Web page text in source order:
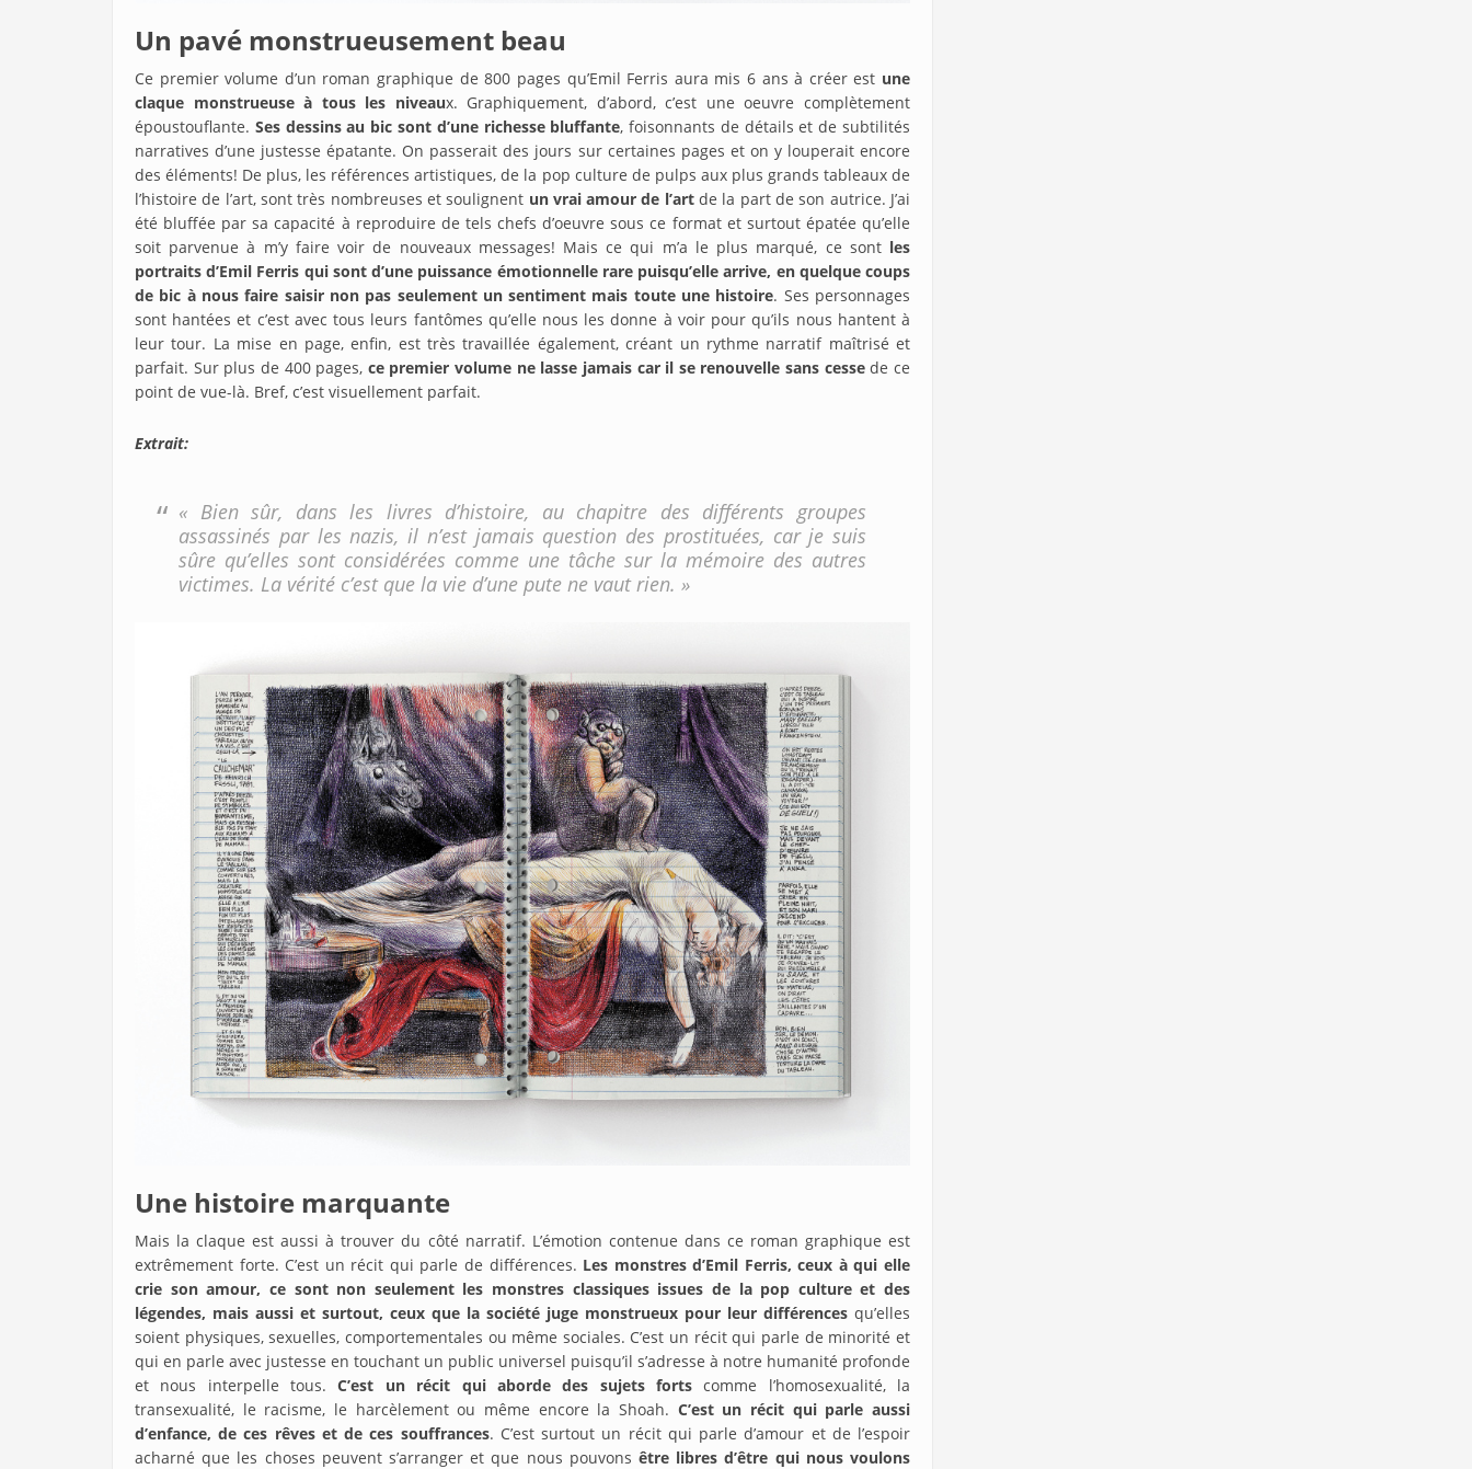
Un pavé monstrueusement beau
Ce premier volume d’un roman graphique de 800 pages qu’Emil Ferris aura mis 6 ans à créer est une
claque monstrueuse à tous les niveaux. Graphiquement, d’abord, c’est une oeuvre complètement
époustouflante. Ses dessins au bic sont d’une richesse bluffante, foisonnants de détails et de subtilités
narratives d’une justesse épatante. On passerait des jours sur certaines pages et on y louperait encore
des éléments! De plus, les références artistiques, de la pop culture de pulps aux plus grands tableaux de
l’histoire de l’art, sont très nombreuses et soulignent un vrai amour de l’artde la part de son autrice. J’ai
été bluffée par sa capacité à reproduire de tels chefs d’oeuvre sous ce format et surtout épatée qu’elle
soit parvenue à m’y faire voir de nouveaux messages! Mais ce qui m’a le plus marqué, ce sont les
portraits d’Emil Ferris qui sont d’une puissance émotionnelle rare puisqu’elle arrive, en quelque coups
de bic à nous faire saisir non pas seulement un sentiment mais toute une histoire. Ses personnages
sont hantées et c’est avec tous leurs fantômes qu’elle nous les donne à voir pour qu’ils nous hantent à
leur tour. La mise en page, enfin, est très travaillée également, créant un rythme narratif maîtrisé et
parfait. Sur plus de 400 pages, ce premier volume ne lasse jamais car il se renouvelle sans cessede ce
point de vue-là. Bref, c’est visuellement parfait.
Extrait:
« Bien sûr, dans les livres d’histoire, au chapitre des différents groupes
assassinés par les nazis, il n’est jamais question des prostituées, car je suis
sûre qu’elles sont considérées comme une tâche sur la mémoire des autres
victimes. La vérité c’est que la vie d’une pute ne vaut rien. »
Une histoire marquante
Mais la claque est aussi à trouver du côté narratif. L’émotion contenue dans ce roman graphique est
extrêmement forte. C’est un récit qui parle de différences. Les monstres d’Emil Ferris, ceux à qui elle
crie son amour, ce sont non seulement les monstres classiques issues de la pop culture et des
légendes, mais aussi et surtout, ceux que la société juge monstrueux pour leur différences qu’elles
soient physiques, sexuelles, comportementales ou même sociales. C’est un récit qui parle de minorité et
qui en parle avec justesse en touchant un public universel puisqu’il s’adresse à notre humanité profonde
et nous interpelle tous.C’est un récit qui aborde des sujets fortscomme l’homosexualité, la
transexualité, le racisme, le harcèlement ou même encore la Shoah. C’est un récit qui parle aussi
d’enfance, de ces rêves et de ces souffrances. C’est surtout un récit qui parle d’amour et de l’espoir
acharné que les choses peuvent s’arranger et que nous pouvons être libres d’être qui nous voulons